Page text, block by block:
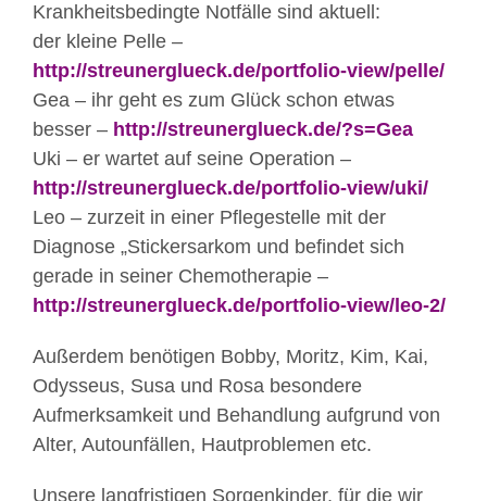
Krankheitsbedingte Notfälle sind aktuell:
der kleine Pelle –
http://streunerglueck.de/portfolio-view/pelle/
Gea – ihr geht es zum Glück schon etwas
besser – http://streunerglueck.de/?s=Gea
Uki – er wartet auf seine Operation –
http://streunerglueck.de/portfolio-view/uki/
Leo – zurzeit in einer Pflegestelle mit der
Diagnose „Stickersarkom und befindet sich
gerade in seiner Chemotherapie –
http://streunerglueck.de/portfolio-view/leo-2/
Außerdem benötigen Bobby, Moritz, Kim, Kai,
Odysseus, Susa und Rosa besondere
Aufmerksamkeit und Behandlung aufgrund von
Alter, Autounfällen, Hautproblemen etc.
Unsere langfristigen Sorgenkinder, für die wir